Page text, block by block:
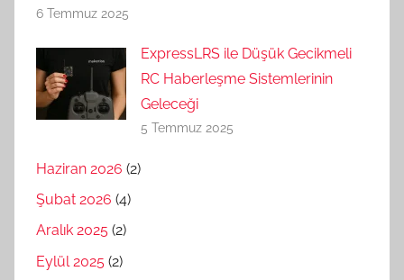
6 Temmuz 2025
ExpressLRS ile Düşük Gecikmeli
RC Haberleşme Sistemlerinin
Geleceği
5 Temmuz 2025
Haziran 2026 (2)
Şubat 2026 (4)
Aralık 2025 (2)
Eylül 2025 (2)